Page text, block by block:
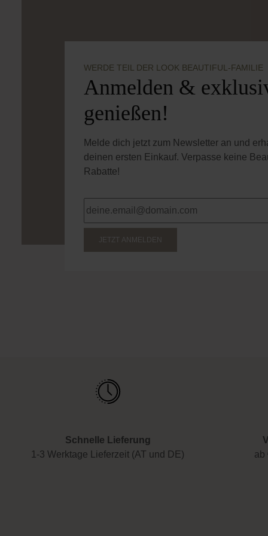
WERDE TEIL DER LOOK BEAUTIFUL-FAMILIE
Anmelden &
genießen!
Melde dich jetzt zum Newsletter an und
deinen ersten Einkauf. Verpasse keine
Rabatte!
JETZT ANMELDEN
Schnelle Lieferung
1-3 Werktage Lieferzeit (AT und DE)
ab